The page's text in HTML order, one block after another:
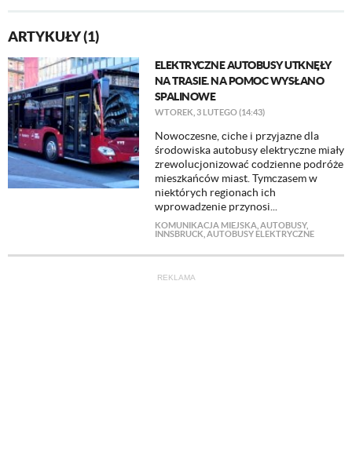
ARTYKUŁY (1)
ELEKTRYCZNE AUTOBUSY UTKNĘŁY
NA TRASIE. NA POMOC WYSŁANO
SPALINOWE
WTOREK, 3 LUTEGO (14:43)
Nowoczesne, ciche i przyjazne dla
środowiska autobusy elektryczne miały
zrewolucjonizować codzienne podróże
mieszkańców miast. Tymczasem w
niektórych regionach ich
wprowadzenie przynosi...
KOMUNIKACJA MIEJSKA AUTOBUSY,
INNSBRUCK AUTOBUSY ELEKTRYCZNE
REKLAMA